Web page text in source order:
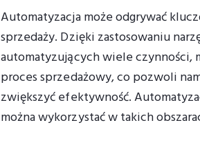
Automatyzacja może odgrywać
sprzedaży. Dzięki zastosowaniu
automatyzujących wiele czynności,
proces sprzedażowy, co pozwoli
zwiększyć efektywność.
można wykorzystać w takich